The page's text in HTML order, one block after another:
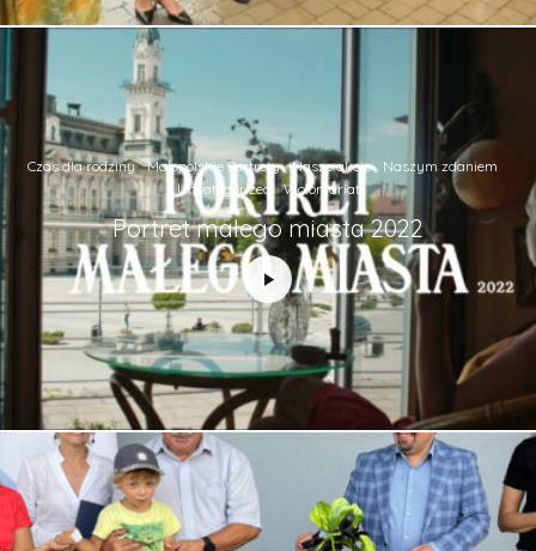
Czas dla rodziny Małopolskie Portrety Nasze akcje
Naszym zdaniem
Uncategorized
Wolontariat
Portret małego miasta 2022